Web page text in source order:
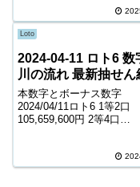
6,800円 5等159,161口
キャリーオーバー 216,44...
Loto
2024-04-11 ロト6 数
川の流れ 最新抽せん
本数字とボーナス数字
2024/04/11ロト6 1等2口
105,659,600円 2等4口
169,989口 1,000円 キャ
バー ...